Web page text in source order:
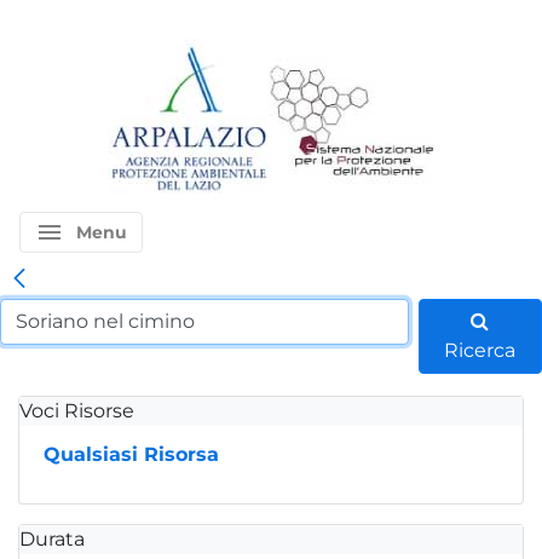
menu Menu
Ricerca
Voci Risorse
Qualsiasi Risorsa
Durata